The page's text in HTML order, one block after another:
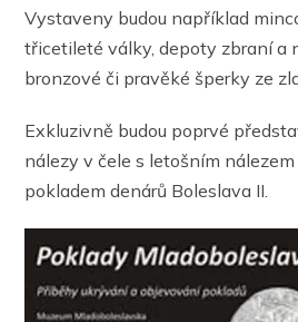
Vystaveny budou například
třicetileté války, depoty zbraní a
bronzové či pravěké šperky ze
Exkluzivně budou poprvé
nálezy v čele s letošním
pokladem denárů Boleslava II.